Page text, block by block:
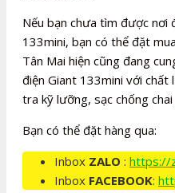
Nếu bạn chưa tìm được nơi
133mini, bạn có thể đặt
Tân Mai hiện cũng đang
điện Giant 133mini với
tra kỹ lưỡng, sạc chống
Bạn có thể đặt hàng qua:
Inbox ZALO : https://
Inbox FACEBOOK: